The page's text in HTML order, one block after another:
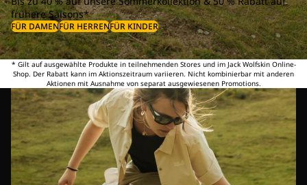
frühere Saisons*
FÜR DAMENFÜR HERRENFÜR KINDER
* Gilt auf ausgewählte Produkte in teilnehmenden Stores und im Jack Wolfskin Online-
Shop. Der Rabatt kann im Aktionszeitraum variieren. Nicht kombinierbar mit anderen
Aktionen mit Ausnahme von separat ausgewiesenen Promotions.